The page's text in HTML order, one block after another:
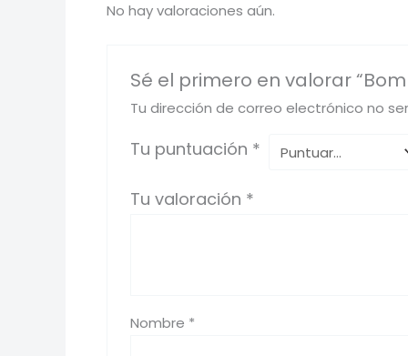
No hay valoraciones aún.
Sé el primero en valorar
Tu dirección de correo electrónico no
Tu puntuación *
Tu valoración *
Nombre *